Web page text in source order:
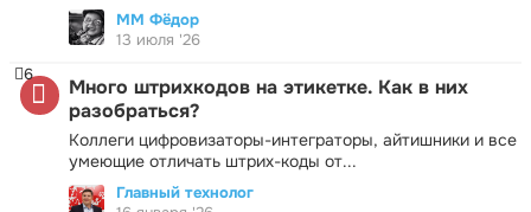
ММ Фёдор
13 июля '26
Много штрихкодов на этикетке. Как в них
разобраться?
Коллеги цифровизаторы-интеграторы, айтишники и все
умеющие отличать штрих-коды от...
6
Главный технолог